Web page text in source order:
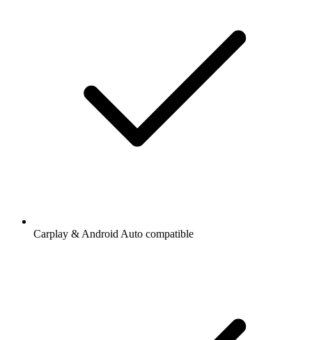
Carplay & Android Auto compatible